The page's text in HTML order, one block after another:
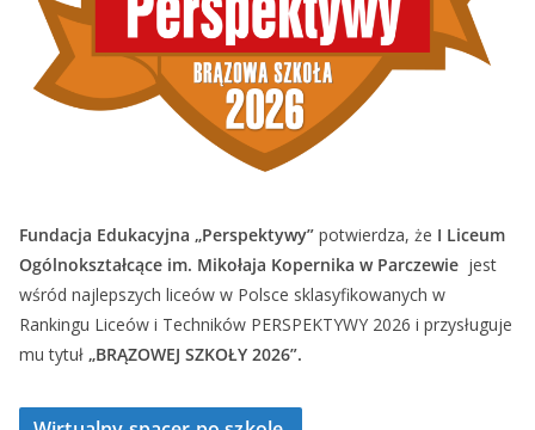
Fundacja Edukacyjna „Perspektywy” potwierdza, że I Liceum
Ogólnokształcące im. Mikołaja Kopernika w Parczewie jest
wśród najlepszych liceów w Polsce sklasyfikowanych w
Rankingu Liceów i Techników PERSPEKTYWY 2026 i przysługuje
mu tytuł „BRĄZOWEJ SZKOŁY 2026”.